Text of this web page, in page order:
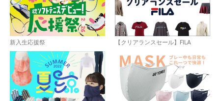
お買い物を続ける カートへ進む
新入生応援祭 【クリアランスセール】FILA